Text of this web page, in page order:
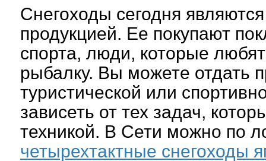
Снегоходы сегодня
продукцией. Ее покупают
спорта, люди, которые
рыбалку. Вы можете отдать
туристической или
зависеть от тех задач,
техникой. В Сети можно по
четырехтактные снегоходы